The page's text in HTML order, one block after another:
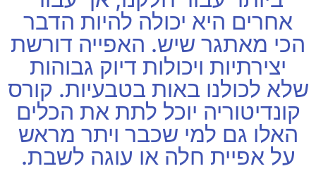
אחרים היא יכולה להיות הדבר
הכי מאתגר שיש. האפייה דורשת
יצירתיות ויכולות דיוק גבוהות
שלא לכולנו באות בטבעיות. קורס
קונדיטוריה יוכל לתת את הכלים
האלו גם למי שכבר ויתר מראש
על אפיית חלה או עוגה לשבת.